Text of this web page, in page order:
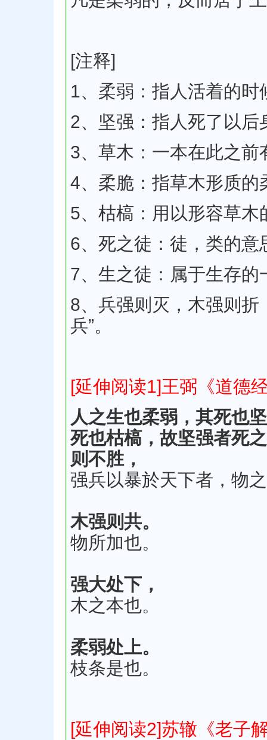
[注释]
1、柔弱：指人活着的时
2、坚强：指人死了以
3、草木：一本在此之前
4、柔脆：指草木形质的
5、枯槁：用以形容草木
6、死之徒：徒，类的
7、生之徒：属于生存的
8、兵强则灭，木强则折
兵”。
[延伸阅读1]王弼《道德
人之生也柔弱，其死也
死也枯槁，故坚强者死
则不胜，
强兵以暴於天下者，物
木强则共。
物所加也。
强大处下，
木之本也。
柔弱处上。
枝条是也。
[延伸阅读2]苏辙《老子